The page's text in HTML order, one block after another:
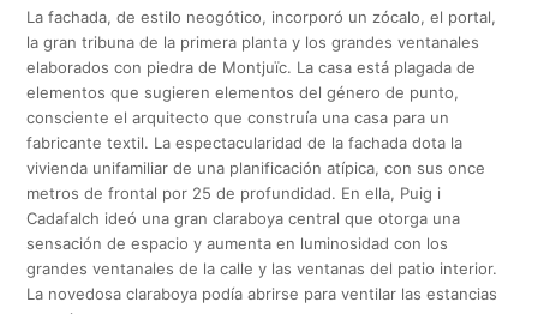
La fachada, de estilo neogótico, incorporó un zócalo, el portal,
la gran tribuna de la primera planta y los grandes ventanales
elaborados con piedra de Montjuïc. La casa está plagada de
elementos que sugieren elementos del género de punto,
consciente el arquitecto que construía una casa para un
fabricante textil. La espectacularidad de la fachada dota la
vivienda unifamiliar de una planificación atípica, con sus once
metros de frontal por 25 de profundidad. En ella, Puig i
Cadafalch ideó una gran claraboya central que otorga una
sensación de espacio y aumenta en luminosidad con los
grandes ventanales de la calle y las ventanas del patio interior.
La novedosa claraboya podía abrirse para ventilar las estancias